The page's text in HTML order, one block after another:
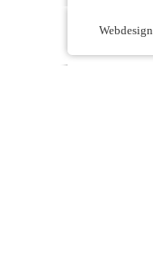
Webdesign